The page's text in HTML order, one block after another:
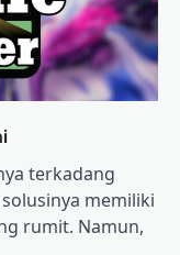
terkadang
memiliki
rumit. Namun,